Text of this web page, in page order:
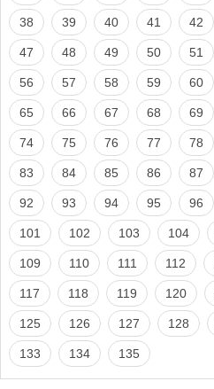
38 39 40 41 42
47 48 49 50 51
56 57 58 59 60
65 66 67 68 69
74 75 76 77 78
83 84 85 86 87
92 93 94 95 96
101 102 103 104
109 110 111 112
117 118 119 120
125 126 127 128
133 134 135